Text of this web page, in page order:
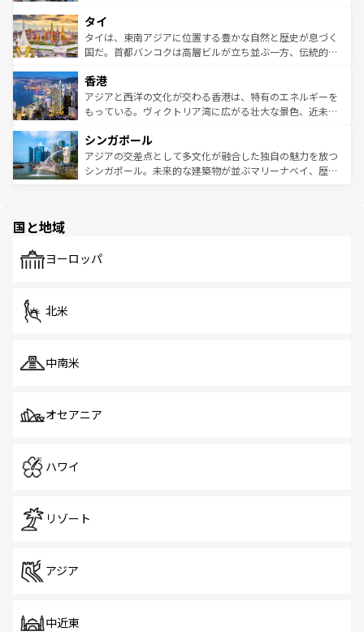
リティに包まれながら、韓国の多彩な魅力を心ゆくまで味
わってみてほしい。 なお、新着の韓国情報はコンテンツ一
覧を参照してほしい。
急速な発展と共に伝統が息づく。ハノイの古い町並みやホ
ーチミン市のフランス統治時代の建物も、独特の雰囲気を
醸し出している。また、バラエティの豊かさとおいしさで
とつ。フォーやバインミー、ベトナムコーヒーなどは、ぜ
ひ現地で味わいたい。どの地域を訪れてもあたたかい人々
が旅行者を迎えてくれるので、きっと忘れられない旅にな
参照してほしい。
タイ
タイは、東南アジアに位置する豊かな自然と歴史が息づく
国だ。首都バンコクは高層ビルが立ち並ぶ一方、伝統的な
の活気が交差している。北部ではチェンマイなどの山岳地
帯で自然と触れ合い、南部ではプーケットやクラビの美し
いビーチでリゾート気分を楽しむことができる。タイ料理
激する。気候は一年中温暖で、どの季節にも異なる楽しみ
が待っている。親しみやすいタイの人々、仏教を中心とし
た文化、そして多様な観光資源が、訪れる旅人を魅了し続
香港
アジアと西洋の文化が交わる香港は、特有のエネルギーを
もっている。ヴィクトリア湾に広がる壮大な景色、近未来
み、どこを訪れても感動するはず。観光スポットが密集し
ており、効率よく見どころを回れるのも魅力。息をのむよ
うな絶景から文化的な体験まで、香港を存分に楽しみ尽く
シンガポール
アジアの交差点として多文化が融合した独自の魅力を放つ
シンガポール。未来的な建築物が並ぶマリーナベイ、歴史
で、ホーカーズは地元の風情を楽しめる外せないスポット
国と地域
ヨーロッパ
北米
中南米
オセアニア
ハワイ
リゾート
アジア
中近東